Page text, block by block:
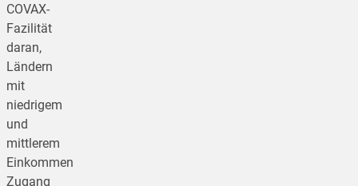
COVAX-
Fazilität
daran,
Ländern
mit
niedrigem
und
mittlerem
Einkommen
Zugang